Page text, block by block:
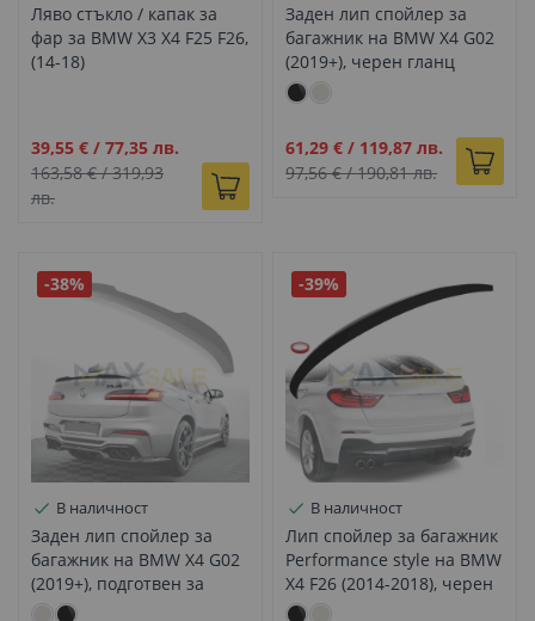
Ляво стъкло / капак за
фар за BMW X3 X4 F25 F26,
(14-18)
Промо
цена
39,55 € / 77,35 лв.
163,58 €/319,93
лв.
Заден лип спойлер за
багажник на BMW X4 G02
(2019+), черен гланц
Промо
цена
61,29 € / 119,87 лв.
97,56 €/190,81 лв.
-38%
В наличност
Заден лип спойлер за
багажник на BMW X4 G02
(2019+), подготвен за
боядисване
-39%
В наличност
Лип спойлер за багажник
Performance style на BMW
X4 F26 (2014-2018), черен
гланц